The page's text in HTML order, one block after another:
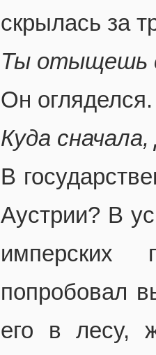
скрылась за
Ты отыщешь
Он огляделся.
Куда
В
Аустрии? В
имперских
попробовал
его в лесу,